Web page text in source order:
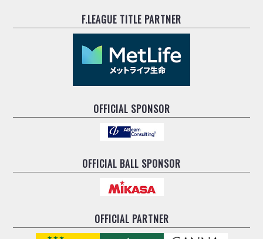
F.LEAGUE TITLE PARTNER
OFFICIAL SPONSOR
OFFICIAL BALL SPONSOR
OFFICIAL PARTNER